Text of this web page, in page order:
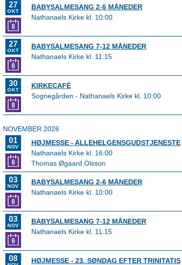
27
OKT
BABYSALMESANG 2-6 MÅNEDER
Nathanaels Kirke kl. 10:00
27
OKT
BABYSALMESANG 7-12 MÅNEDER
Nathanaels Kirke kl. 11:15
30
OKT
KIRKECAFÉ
Sognegården - Nathanaels Kirke kl. 10:00
NOVEMBER 2026
01
NOV
HØJMESSE - ALLEHELGENSGUDSTJENESTE
Nathanaels Kirke kl. 16:00
Thomas Øgaard Olsson
03
NOV
BABYSALMESANG 2-6 MÅNEDER
Nathanaels Kirke kl. 10:00
03
NOV
BABYSALMESANG 7-12 MÅNEDER
Nathanaels Kirke kl. 11:15
08 HØJMESSE - 23. SØNDAG EFTER TRINITATIS